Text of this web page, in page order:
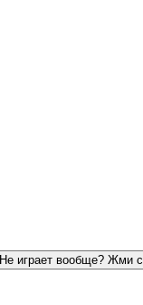
Не играет вообще? Жми